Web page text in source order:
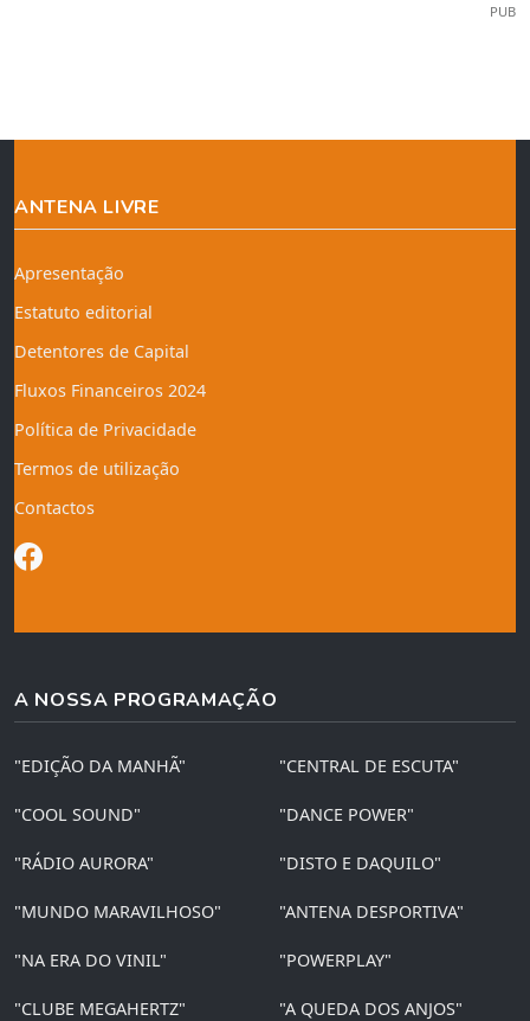
PUB
ANTENA LIVRE
Apresentação
Estatuto editorial
Detentores de Capital
Fluxos Financeiros 2024
Política de Privacidade
Termos de utilização
Contactos
A NOSSA PROGRAMAÇÃO
"EDIÇÃO DA MANHÃ" "CENTRAL DE ESCUTA"
"COOL SOUND" "DANCE POWER"
"RÁDIO AURORA" "DISTO E DAQUILO"
"MUNDO MARAVILHOSO" "ANTENA DESPORTIVA"
"NA ERA DO VINIL" "POWERPLAY"
"CLUBE MEGAHERTZ" "A QUEDA DOS ANJOS"